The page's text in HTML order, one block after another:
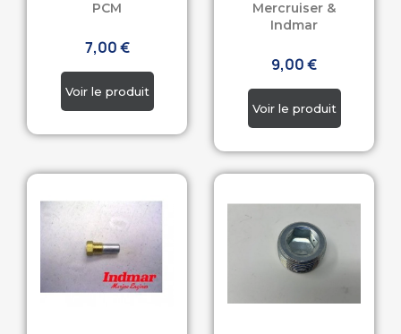
PCM
7,00 €
Mercruiser &
Indmar
9,00 €